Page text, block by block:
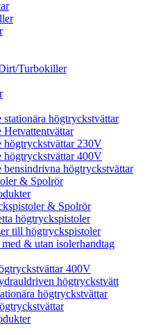
Turbokiller
stationära högtryckstvättar
Hetvattentvättar
högtryckstvättar 230V
högtryckstvättar 400V
bensindrivna högtryckstvättar
& Spolrör
& Spolrör
högtryckspistoler
till högtryckspistoler
& utan isolerhandtag
400V
högtryckstvätt
högtryckstvättar